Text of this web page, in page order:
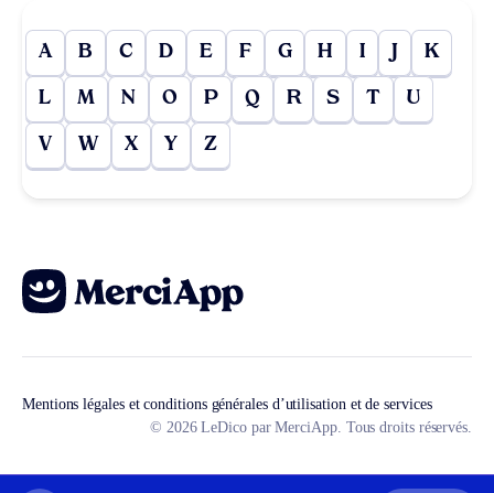
A B C D E F G H I J K
L M N O P Q R S T U
V W X Y Z
Mentions légales et conditions générales d’utilisation et de services
© 2026 LeDico par MerciApp. Tous droits réservés.